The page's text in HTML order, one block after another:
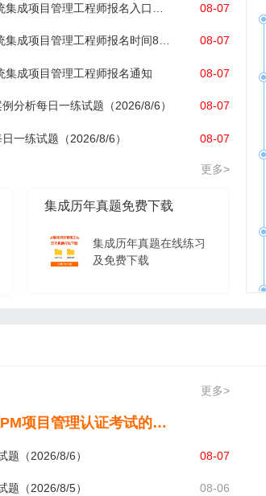
08-07
08-07
集成项目管理工程师报名通知 08-07
分析每日一练试题（2026/8/6） 08-07
一练试题（2026/8/6） 08-07
更多>
集成历年真题免费下载
集成历年真题在线练习
及免费下载
更多>
2026年项目管理认证PM项目管理认证考试的流程（从报名到拿证）
题（2026/8/6） 08-07
题（2026/8/5） 08-06